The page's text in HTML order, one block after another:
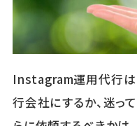
Instagram運用代行は
行会社にするか、迷っ